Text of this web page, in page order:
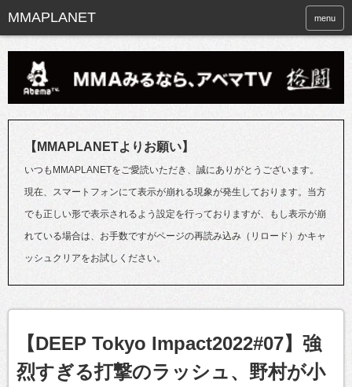
menu
【MMAPLANETよりお願い】
いつもMMAPLANETをご愛読いただき、誠にありがとうございます。
現在、スマートフォンにて表示が崩れる現象が発生しております。当方
でも正しい形で表示されるよう設定を行っておりますが、もし表示が崩
れている場合は、お手数ですがページの再読み込み（リロード）かキャ
ッシュクリアをお試しください。
【DEEP Tokyo Impact2022#07】強
烈すぎる打撃のラッシュ、野村が小